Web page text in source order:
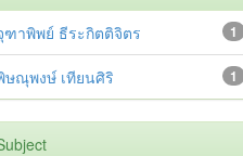
1
ฑาพิพย์ ธีระกิตติจิตร
1
ษณุพงษ์ เทียนศิริ